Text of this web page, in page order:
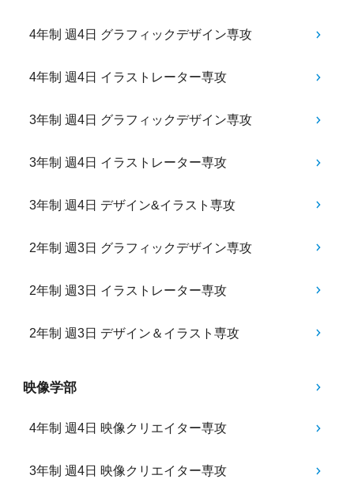
4年制 週4日 グラフィックデザイン専攻
4年制 週4日 イラストレーター専攻
3年制 週4日 グラフィックデザイン専攻
3年制 週4日 イラストレーター専攻
3年制 週4日 デザイン&イラスト専攻
2年制 週3日 グラフィックデザイン専攻
2年制 週3日 イラストレーター専攻
2年制 週3日 デザイン＆イラスト専攻
映像学部
4年制 週4日 映像クリエイター専攻
3年制 週4日 映像クリエイター専攻